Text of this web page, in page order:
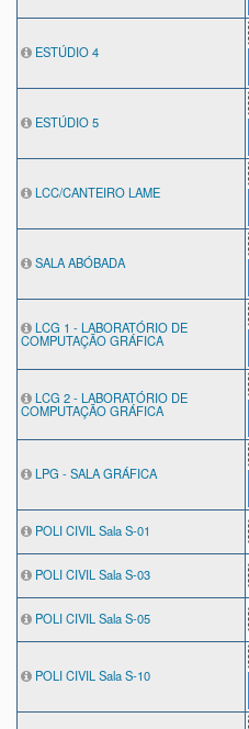
ESTÚDIO 4
ESTÚDIO 5
LCC/CANTEIRO LAME
SALA ABÓBADA
LCG 1 - LABORATÓRIO DE
COMPUTAÇÃO GRÁFICA
LCG 2 - LABORATÓRIO DE
COMPUTAÇÃO GRÁFICA
LPG - SALA GRÁFICA
POLI CIVIL Sala S-01
POLI CIVIL Sala S-03
POLI CIVIL Sala S-05
POLI CIVIL Sala S-10